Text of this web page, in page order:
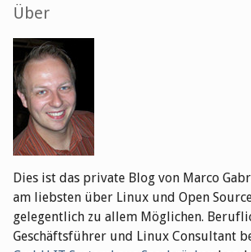
Seitenleiste
Über
Dies ist das private Blog von Marco
am liebsten über Linux und Open
gelegentlich zu allem Möglichen.
Geschäftsführer und Linux Consultant